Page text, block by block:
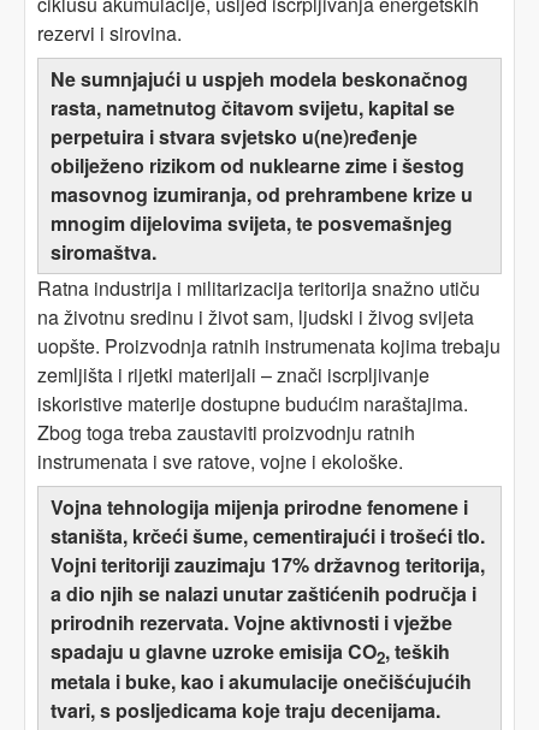
rezervi i sirovina.
Ne sumnjajući u uspjeh modela beskonačnog
rasta, nametnutog čitavom svijetu, kapital se
perpetuira i stvara svjetsko u(ne)ređenje
obilježeno rizikom od nuklearne zime i šestog
masovnog izumiranja, od prehrambene krize u
mnogim dijelovima svijeta, te posvemašnjeg
siromaštva.
Ratna industrija i militarizacija teritorija snažno utiču
na životnu sredinu i život sam, ljudski i živog svijeta
uopšte. Proizvodnja ratnih instrumenata kojima trebaju
zemljišta i rijetki materijali – znači iscrpljivanje
iskoristive materije dostupne budućim naraštajima.
Zbog toga treba zaustaviti proizvodnju ratnih
instrumenata i sve ratove, vojne i ekološke.
Vojna tehnologija mijenja prirodne fenomene i
staništa, krčeći šume, cementirajući i trošeći tlo.
Vojni teritoriji zauzimaju 17% državnog teritorija,
a dio njih se nalazi unutar zaštićenih područja i
prirodnih rezervata. Vojne aktivnosti i vježbe
spadaju u glavne uzroke emisija CO2, teških
metala i buke, kao i akumulacije onečišćujućih
tvari, s posljedicama koje traju decenijama.